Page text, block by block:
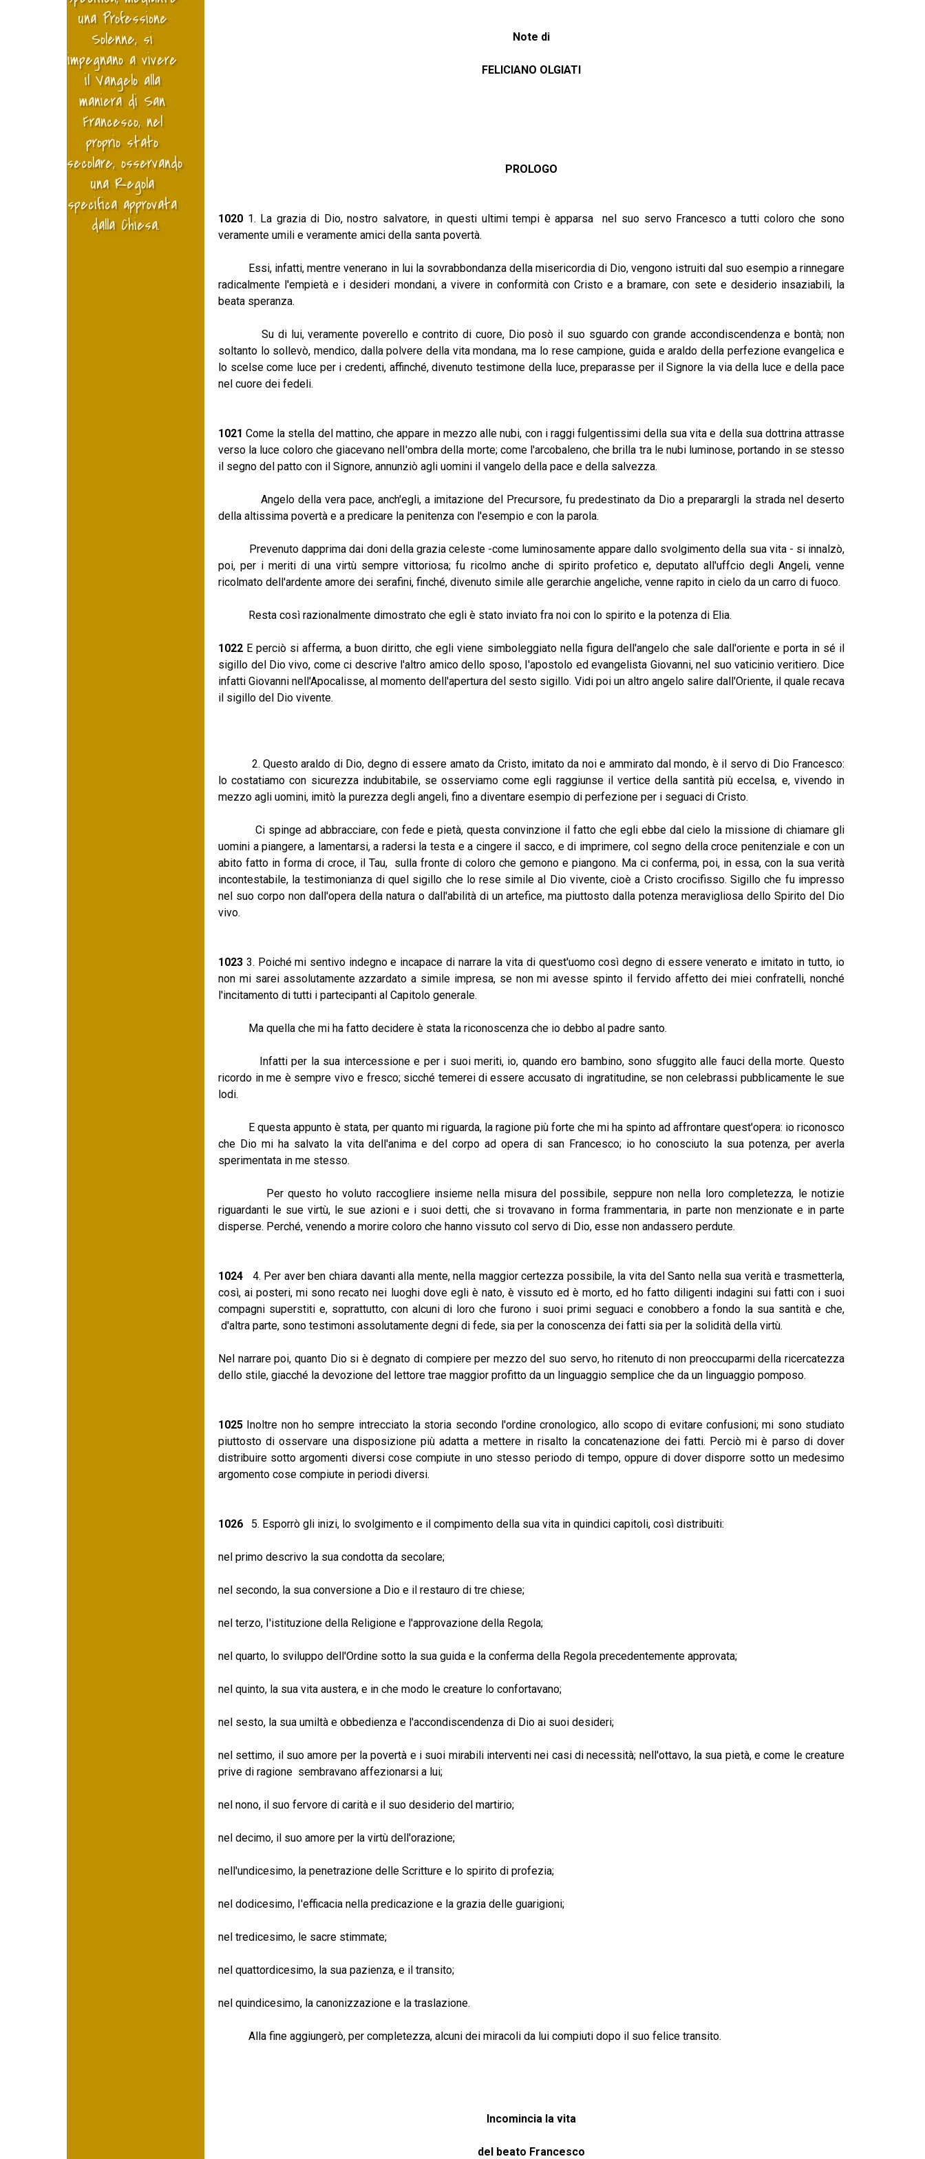
una Professione
Solenne, si
impegnano a vivere
il Vangelo alla
maniera di San
Francesco, nel
proprio stato
secolare, osservando
una Regola
specifica approvata
dalla Chiesa.
Note di
FELICIANO OLGIATI
PROLOGO
1020 1. La grazia di Dio, nostro salvatore, in questi ultimi tempi è apparsa nel suo servo Francesco a tutti coloro che sono
veramente umili e veramente amici della santa povertà.
Essi, infatti, mentre venerano in lui la sovrabbondanza della misericordia di Dio, vengono istruiti dal suo esempio a rinnegare
radicalmente l'empietà e i desideri mondani, a vivere in conformità con Cristo e a bramare, con sete e desiderio insaziabili, la
beata speranza.
Su di lui, veramente poverello e contrito di cuore, Dio posò il suo sguardo con grande accondiscendenza e bontà; non
soltanto lo sollevò, mendico, dalla polvere della vita mondana, ma lo rese campione, guida e araldo della perfezione evangelica e
lo scelse come luce per i credenti, affinché, divenuto testimone della luce, preparasse per il Signore la via della luce e della pace
nel cuore dei fedeli.
1021 Come la stella del mattino, che appare in mezzo alle nubi, con i raggi fulgentissimi della sua vita e della sua dottrina attrasse
verso la luce coloro che giacevano nelI'ombra della morte; come l'arcobaleno, che brilla tra le nubi luminose, portando in se stesso
il segno del patto con il Signore, annunziò agli uomini il vangelo della pace e della salvezza.
Angelo della vera pace, anch'egli, a imitazione del Precursore, fu predestinato da Dio a preparargli la strada nel deserto
della altissima povertà e a predicare la penitenza con l'esempio e con la parola.
Prevenuto dapprima dai doni della grazia celeste -come luminosamente appare dallo svolgimento della sua vita - si innalzò,
poi, per i meriti di una virtù sempre vittoriosa; fu ricolmo anche di spirito profetico e, deputato all'uffcio degli Angeli, venne
ricolmato dell'ardente amore dei serafini, finché, divenuto simile alle gerarchie angeliche, venne rapito in cielo da un carro di fuoco.
Resta così razionalmente dimostrato che egli è stato inviato fra noi con lo spirito e la potenza di Elia.
1022 E perciò si afferma, a buon diritto, che egli viene simboleggiato nella figura dell'angelo che sale dall'oriente e porta in sé il
sigillo del Dio vivo, come ci descrive l'altro amico dello sposo, I'apostolo ed evangelista Giovanni, nel suo vaticinio veritiero. Dice
infatti Giovanni nell'Apocalisse, al momento dell'apertura del sesto sigillo. Vidi poi un altro angelo salire dall'Oriente, il quale recava
il sigillo del Dio vivente.
2. Questo araldo di Dio, degno di essere amato da Cristo, imitato da noi e ammirato dal mondo, è il servo di Dio Francesco:
lo costatiamo con sicurezza indubitabile, se osserviamo come egli raggiunse il vertice della santità più eccelsa, e, vivendo in
mezzo agli uomini, imitò la purezza degli angeli, fino a diventare esempio di perfezione per i seguaci di Cristo.
Ci spinge ad abbracciare, con fede e pietà, questa convinzione il fatto che egli ebbe dal cielo la missione di chiamare gli
uomini a piangere, a lamentarsi, a radersi la testa e a cingere il sacco, e di imprimere, col segno della croce penitenziale e con un
abito fatto in forma di croce, il Tau, sulla fronte di coloro che gemono e piangono. Ma ci conferma, poi, in essa, con la sua verità
incontestabile, la testimonianza di quel sigillo che lo rese simile al Dio vivente, cioè a Cristo crocifisso. Sigillo che fu impresso
nel suo corpo non dall'opera della natura o dall'abilità di un artefice, ma piuttosto dalla potenza meravigliosa dello Spirito del Dio
vivo.
1023 3. Poiché mi sentivo indegno e incapace di narrare la vita di quest'uomo così degno di essere venerato e imitato in tutto, io
non mi sarei assolutamente azzardato a simile impresa, se non mi avesse spinto il fervido affetto dei miei confratelli, nonché
l'incitamento di tutti i partecipanti al Capitolo generale.
Ma quella che mi ha fatto decidere è stata la riconoscenza che io debbo al padre santo.
Infatti per la sua intercessione e per i suoi meriti, io, quando ero bambino, sono sfuggito alle fauci della morte. Questo
ricordo in me è sempre vivo e fresco; sicché temerei di essere accusato di ingratitudine, se non celebrassi pubblicamente le sue
lodi.
E questa appunto è stata, per quanto mi riguarda, la ragione più forte che mi ha spinto ad affrontare quest'opera: io riconosco
che Dio mi ha salvato la vita dell'anima e del corpo ad opera di san Francesco; io ho conosciuto la sua potenza, per averla
sperimentata in me stesso.
Per questo ho voluto raccogliere insieme nella misura del possibile, seppure non nella loro completezza, le notizie
riguardanti le sue virtù, le sue azioni e i suoi detti, che si trovavano in forma frammentaria, in parte non menzionate e in parte
disperse. Perché, venendo a morire coloro che hanno vissuto col servo di Dio, esse non andassero perdute.
1024
4. Per aver ben chiara davanti alla mente, nella maggior certezza possibile, la vita del Santo nella sua verità e trasmetterla,
così, ai posteri, mi sono recato nei luoghi dove egli è nato, è vissuto ed è morto, ed ho fatto diligenti indagini sui fatti con i suoi
compagni superstiti e, soprattutto, con alcuni di loro che furono i suoi primi seguaci e conobbero a fondo la sua santità e che,
d'altra parte, sono testimoni assolutamente degni di fede, sia per la conoscenza dei fatti sia per la solidità della virtù.
Nel narrare poi, quanto Dio si è degnato di compiere per mezzo del suo servo, ho ritenuto di non preoccuparmi della ricercatezza
dello stile, giacché la devozione del lettore trae maggior profitto da un linguaggio semplice che da un linguaggio pomposo.
1025 Inoltre non ho sempre intrecciato la storia secondo l'ordine cronologico, allo scopo di evitare confusioni; mi sono studiato
piuttosto di osservare una disposizione più adatta a mettere in risalto la concatenazione dei fatti. Perciò mi è parso di dover
distribuire sotto argomenti diversi cose compiute in uno stesso periodo di tempo, oppure di dover disporre sotto un medesimo
argomento cose compiute in periodi diversi.
1026 5. Esporrò gli inizi, lo svolgimento e il compimento della sua vita in quindici capitoli, così distribuiti:
nel primo descrivo la sua condotta da secolare;
nel secondo, la sua conversione a Dio e il restauro di tre chiese;
nel terzo, I'istituzione della Religione e l'approvazione della Regola;
nel quarto, lo sviluppo dell'Ordine sotto la sua guida e la conferma della Regola precedentemente approvata;
nel quinto, la sua vita austera, e in che modo le creature lo confortavano;
nel sesto, la sua umiltà e obbedienza e l'accondiscendenza di Dio ai suoi desideri;
nel settimo, il suo amore per la povertà e i suoi mirabili interventi nei casi di necessità; nell'ottavo, la sua pietà, e come le creature
prive di ragione sembravano affezionarsi a lui;
nel nono, il suo fervore di carità e il suo desiderio del martirio;
nel decimo, il suo amore per la virtù dell'orazione;
nell'undicesimo, la penetrazione delle Scritture e lo spirito di profezia;
nel dodicesimo, I'efficacia nella predicazione e la grazia delle guarigioni;
nel tredicesimo, le sacre stimmate;
nel quattordicesimo, la sua pazienza, e il transito;
nel quindicesimo, la canonizzazione e la traslazione.
Alla fine aggiungerò, per completezza, alcuni dei miracoli da lui compiuti dopo il suo felice transito.
Incomincia la vita
del beato Francesco